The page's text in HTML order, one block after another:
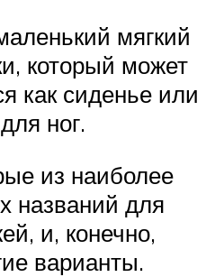
мягкий
который может
как сиденье или
ног.
из наиболее
названий для
и, конечно,
варианты.